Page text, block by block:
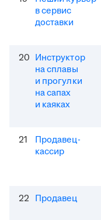
в сервис
доставки
20 Инструктор
на сплавы
и прогулки
на сапах
и каяках
21
Продавец-
кассир
22 Продавец